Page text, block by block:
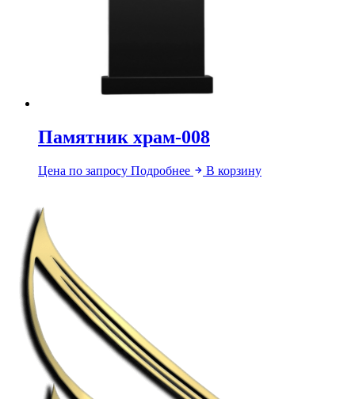
Памятник храм-008
Цена по запросу Подробнее В корзину